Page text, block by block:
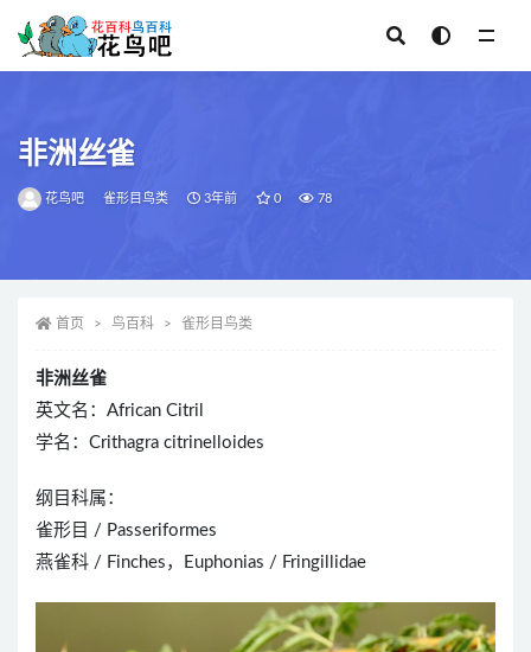
非洲丝雀
花鸟吧 雀形目鸟类 3年前 0 78
首页 鸟百科 雀形目鸟类
非洲丝雀
英文名：African Citril
学名：Crithagra citrinelloides
纲目科属：
雀形目 / Passeriformes
燕雀科 / Finches，Euphonias / Fringillidae